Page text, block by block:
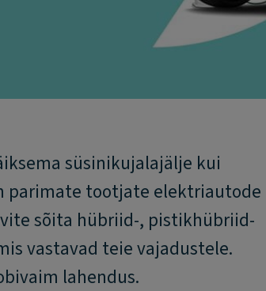
süsinikujalajälje kui
parimate tootjate elektriautode
sõita hübriid-, pistikhübriid-
vastavad teie vajadustele.
lahendus.